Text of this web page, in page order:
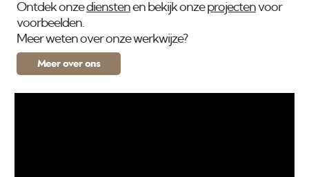
Ontdek onzedienstenen bekijk onzeprojectenvoor
voorbeelden.
Meer weten over onze werkwijze?
Meer over ons